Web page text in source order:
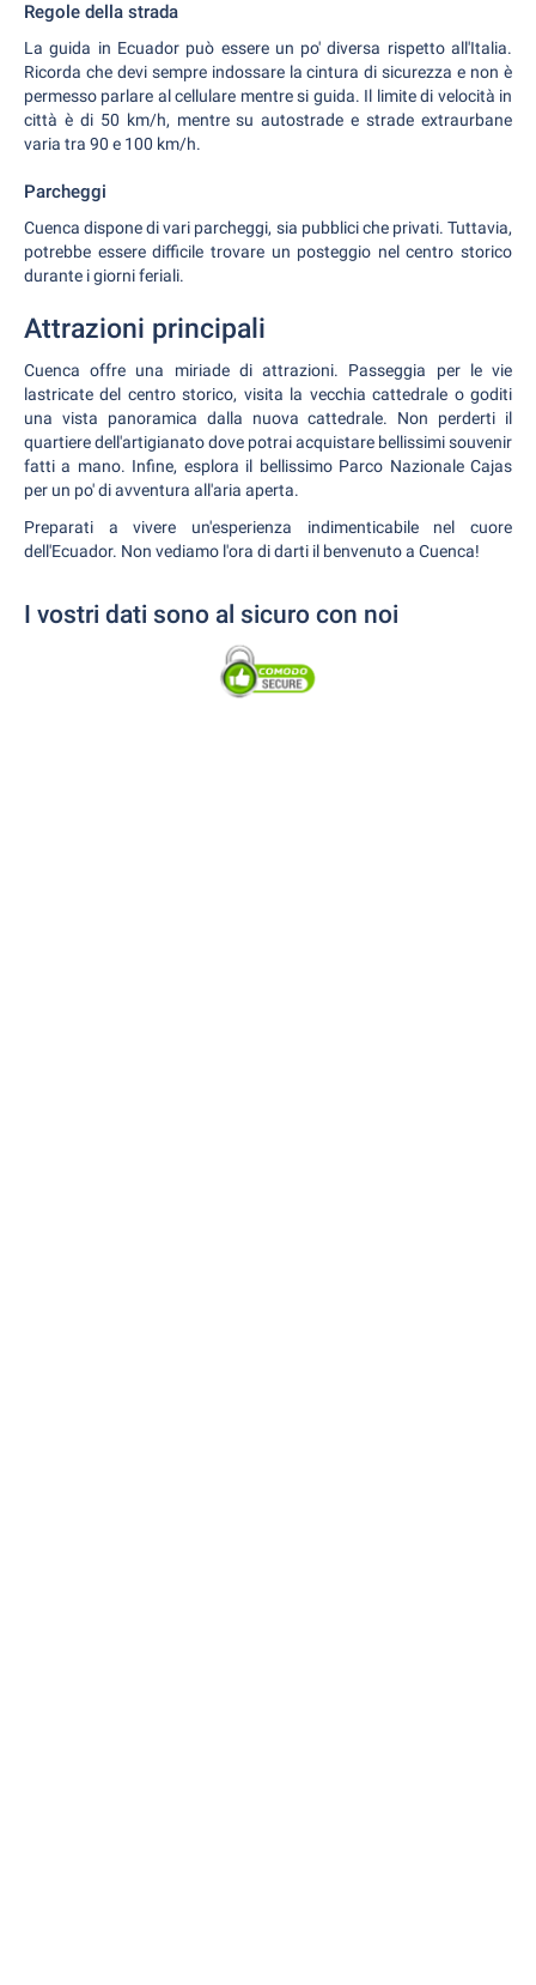
Regole della strada
La guida in Ecuador può essere un po' diversa rispetto all'Italia.
Ricorda che devi sempre indossare la cintura di sicurezza e non è
permesso parlare al cellulare mentre si guida. Il limite di velocità in
città è di 50 km/h, mentre su autostrade e strade extraurbane
varia tra 90 e 100 km/h.
Parcheggi
Cuenca dispone di vari parcheggi, sia pubblici che privati. Tuttavia,
potrebbe essere difficile trovare un posteggio nel centro storico
durante i giorni feriali.
Attrazioni principali
Cuenca offre una miriade di attrazioni. Passeggia per le vie
lastricate del centro storico, visita la vecchia cattedrale o goditi
una vista panoramica dalla nuova cattedrale. Non perderti il
quartiere dell'artigianato dove potrai acquistare bellissimi souvenir
fatti a mano. Infine, esplora il bellissimo Parco Nazionale Cajas
per un po' di avventura all'aria aperta.
Preparati a vivere un'esperienza indimenticabile nel cuore
dell'Ecuador. Non vediamo l'ora di darti il benvenuto a Cuenca!
I vostri dati sono al sicuro con noi